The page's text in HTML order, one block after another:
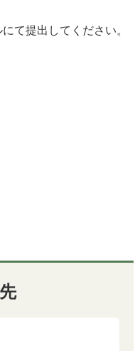
て提出してください。